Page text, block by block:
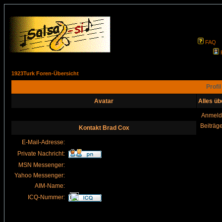
FAQ
1923Turk Foren-Übersicht
Avatar Alles
Kontakt Brad Cox
E-Mail-Adresse:
Private Nachricht:
MSN Messenger:
Yahoo Messenger:
AIM-Name:
ICQ-Nummer: